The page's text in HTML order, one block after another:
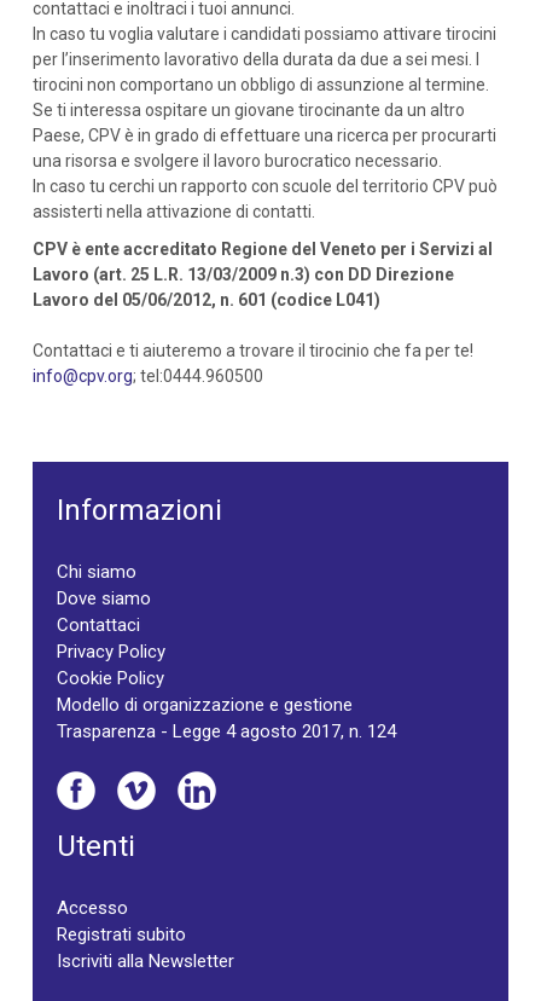
contattaci e inoltraci i tuoi annunci.
In caso tu voglia valutare i candidati possiamo attivare tirocini
per l’inserimento lavorativo della durata da due a sei mesi. I
tirocini non comportano un obbligo di assunzione al termine.
Se ti interessa ospitare un giovane tirocinante da un altro
Paese, CPV è in grado di effettuare una ricerca per procurarti
una risorsa e svolgere il lavoro burocratico necessario.
In caso tu cerchi un rapporto con scuole del territorio CPV può
assisterti nella attivazione di contatti.
CPV è ente accreditato Regione del Veneto per i Servizi al
Lavoro (art. 25 L.R. 13/03/2009 n.3) con DD Direzione
Lavoro del 05/06/2012, n. 601 (codice L041)
Contattaci e ti aiuteremo a trovare il tirocinio che fa per te!
info@cpv.org; tel:0444.960500
Informazioni
Chi siamo
Dove siamo
Contattaci
Privacy Policy
Cookie Policy
Modello di organizzazione e gestione
Trasparenza - Legge 4 agosto 2017, n. 124
Utenti
Accesso
Registrati subito
Iscriviti alla Newsletter